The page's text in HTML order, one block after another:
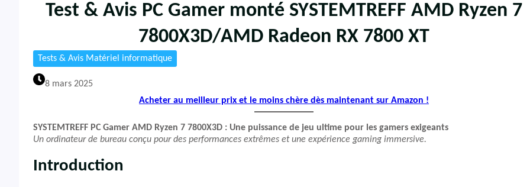
Test & Avis PC Gamer monté SYSTEMTREFF AMD Ryzen 7
7800X3D/AMD Radeon RX 7800 XT
Tests & Avis Matériel informatique
8 mars 2025
Acheter au meilleur prix et le moins chère dès maintenant sur Amazon !
SYSTEMTREFF PC Gamer AMD Ryzen 7 7800X3D : Une puissance de jeu ultime pour les gamers exigeants
Un ordinateur de bureau conçu pour des performances extrêmes et une expérience gaming immersive.
Introduction